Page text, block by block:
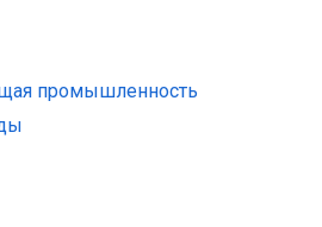
промышленность